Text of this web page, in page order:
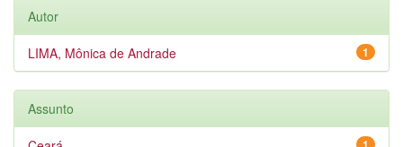
Autor
1
LIMA, Mônica de Andrade
Assunto